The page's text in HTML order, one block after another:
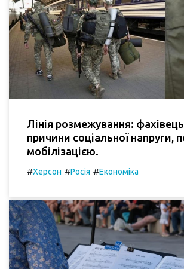
Лінія розмежування:
причини соціальної напруги,
мобілізацією.
#Херсон #Росія #Економіка